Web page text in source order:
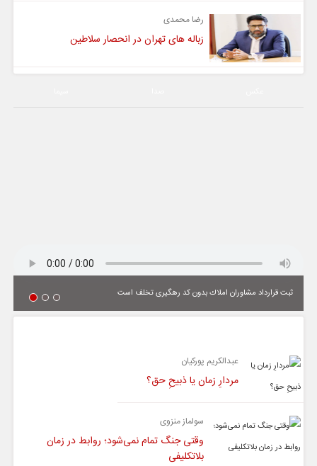
رضا محمدی
زباله های تهران در انحصار سلاطین
ثبت قرارداد مشاوران املاك بدون كد رهگیری تخلف است
عبدالکریم پورکیان
مردارِ زمان یا ذبیحِ حق؟
سولماز منزوی
وقتی جنگ تمام نمی‌شود؛ روابط در زمان
بلاتکلیفی